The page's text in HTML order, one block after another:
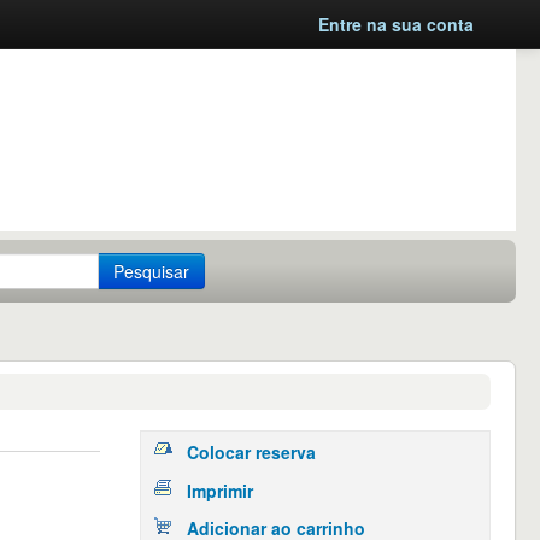
Entre na sua conta
Pesquisar
Colocar reserva
Imprimir
Adicionar ao carrinho